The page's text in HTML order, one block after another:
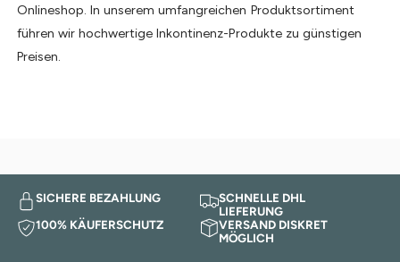
Onlineshop. In unserem umfangreichen Produktsortiment
führen wir hochwertige Inkontinenz-Produkte zu günstigen
Preisen.
SICHERE BEZAHLUNG
SCHNELLE DHL
LIEFERUNG
100% KÄUFERSCHUTZ
VERSAND DISKRET
MÖGLICH